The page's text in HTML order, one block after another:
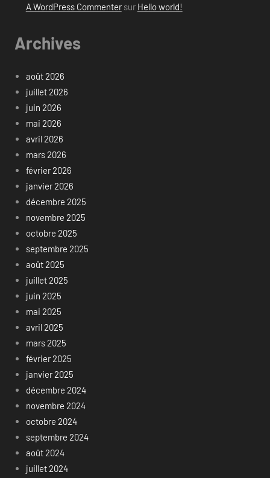
A WordPress Commentersur Hello world!
Archives
août 2026
juillet 2026
juin 2026
mai 2026
avril 2026
mars 2026
février 2026
janvier 2026
décembre 2025
novembre 2025
octobre 2025
septembre 2025
août 2025
juillet 2025
juin 2025
mai 2025
avril 2025
mars 2025
février 2025
janvier 2025
décembre 2024
novembre 2024
octobre 2024
septembre 2024
août 2024
juillet 2024